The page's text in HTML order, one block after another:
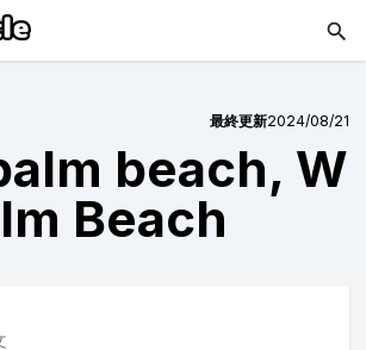
最終更新2024/08/21
beach, W
Beach